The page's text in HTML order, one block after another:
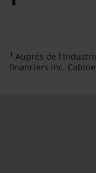
1 Auprès de
financiers inc.